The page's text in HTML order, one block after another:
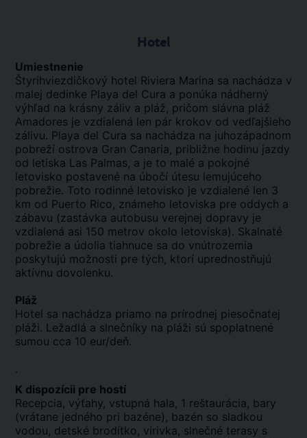
Hotel
Umiestnenie
Štyrihviezdičkový hotel Riviera Marina sa nachádza v
malej dedinke Playa del Cura a ponúka nádherný
výhľad na krásny záliv a pláž, pričom slávna pláž
Amadores je vzdialená len pár krokov od vedľajšieho
zálivu. Playa del Cura sa nachádza na juhozápadnom
pobreží ostrova Gran Canaria, približne hodinu jazdy
od letiska Las Palmas, a je to malé a pokojné
letovisko postavené na úbočí útesu lemujúceho
pobrežie. Toto rodinné letovisko je vzdialené len 3
km od Puerto Rico, známeho letoviska pre oddych a
zábavu (zastávka autobusu verejnej dopravy je
vzdialená asi 150 metrov okolo letoviska). Skalnaté
pobrežie a údolia tiahnuce sa do vnútrozemia
poskytujú možnosti pre tých, ktorí uprednostňujú
aktívnu dovolenku.
Pláž
Hotel sa nachádza priamo na prírodnej piesočnatej
pláži. Ležadlá a slnečníky na pláži sú spoplatnené
sumou cca 10 eur/deň.
.
K dispozícii pre hostí
Recepcia, výťahy, vstupná hala, 1 reštaurácia, bary
(vrátane jedného pri bazéne), bazén so sladkou
vodou, detské brodítko, vírivka, slnečné terasy s